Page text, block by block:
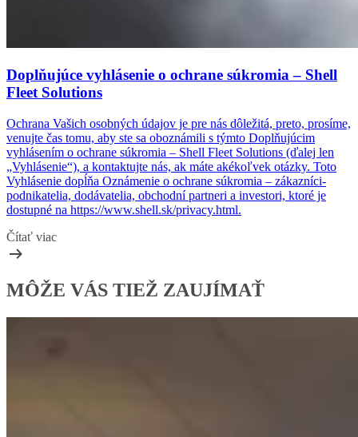
Doplňujúce vyhlásenie o ochrane súkromia – Shell
Fleet Solutions
Ochrana Vašich osobných údajov je pre nás dôležitá, preto, prosíme,
venujte čas tomu, aby ste sa oboznámili s týmto Doplňujúcim
vyhlásením o ochrane súkromia – Shell Fleet Solutions (ďalej len
„Vyhlásenie“), a kontaktujte nás, ak máte akékoľvek otázky. Toto
Vyhlásenie dopĺňa Oznámenie o ochrane súkromia – zákazníci-
podnikatelia, dodávatelia, obchodní partneri a investori, ktoré je
dostupné na https://www.shell.sk/privacy.html.
Čítať viac
MÔŽE VÁS TIEŽ ZAUJÍMAŤ